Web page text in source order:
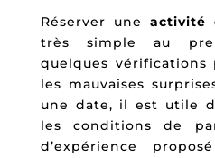
Réserver une activité
très simple au
quelques vérifications
les mauvaises
une date, il est utile
les conditions de
d’expérience